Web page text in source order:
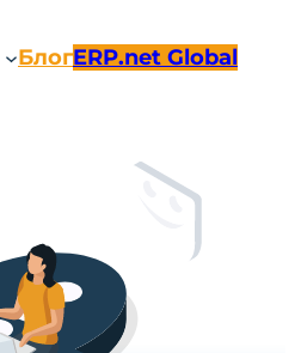
БлогERP.net Global